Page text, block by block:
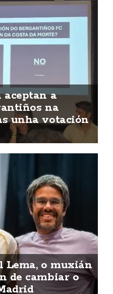
aceptan a
na
unha votación
Lema, o muxián
de cambiar o